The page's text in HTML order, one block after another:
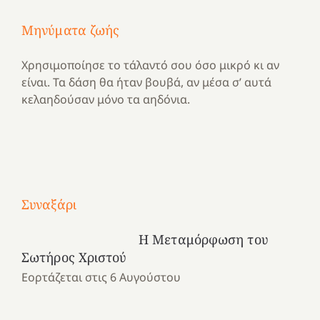
Μηνύματα ζωής
Χρησιμοποίησε το τάλαντό σου όσο μικρό κι αν
είναι. Τα δάση θα ήταν βουβά, αν μέσα σ’ αυτά
κελαηδούσαν μόνο τα αηδόνια.
Συναξάρι
Η Μεταμόρφωση του
Σωτήρος Χριστού
Εορτάζεται στις 6 Αυγούστου
Μια
ένα
καλοκαίρι
και
Νοσοκομείο
“Ερυθρός
Κατασκηνωτικές
το
Ελληνικό